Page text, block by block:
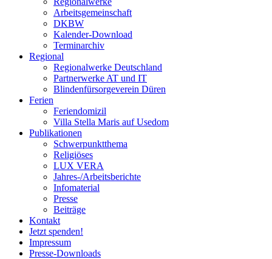
Arbeitsgemeinschaft
DKBW
Kalender-Download
Terminarchiv
Regional
Regionalwerke Deutschland
Partnerwerke AT und IT
Blindenfürsorgeverein Düren
Ferien
Feriendomizil
Villa Stella Maris auf Usedom
Publikationen
Schwerpunktthema
Religiöses
LUX VERA
Jahres-/​Arbeitsberichte
Infomaterial
Presse
Beiträge
Kontakt
Jetzt spenden!
Impressum
Presse-Downloads